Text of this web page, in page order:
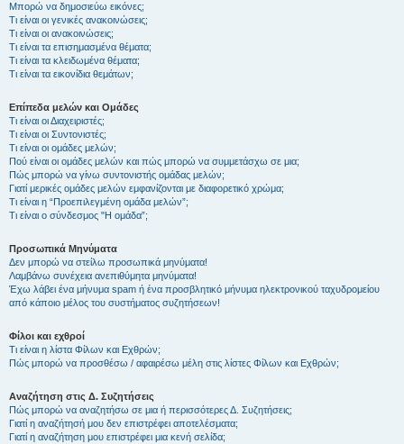
Μπορώ να δημοσιεύω εικόνες;
Τι είναι οι γενικές ανακοινώσεις;
Τι είναι οι ανακοινώσεις;
Τι είναι τα επισημασμένα θέματα;
Τι είναι τα κλειδωμένα θέματα;
Τι είναι τα εικονίδια θεμάτων;
Επίπεδα μελών και Ομάδες
Τι είναι οι Διαχειριστές;
Τι είναι οι Συντονιστές;
Τι είναι οι ομάδες μελών;
Πού είναι οι ομάδες μελών και πώς μπορώ να συμμετάσχω σε μια;
Πώς μπορώ να γίνω συντονιστής ομάδας μελών;
Γιατί μερικές ομάδες μελών εμφανίζονται με διαφορετικό χρώμα;
Τι είναι η “Προεπιλεγμένη ομάδα μελών”;
Τι είναι ο σύνδεσμος "Η ομάδα”;
Προσωπικά Μηνύματα
Δεν μπορώ να στείλω προσωπικά μηνύματα!
Λαμβάνω συνέχεια ανεπιθύμητα μηνύματα!
Έχω λάβει ένα μήνυμα spam ή ένα προσβλητικό μήνυμα ηλεκτρονικού ταχυδρομείου
από κάποιο μέλος του συστήματος συζητήσεων!
Φίλοι και εχθροί
Τι είναι η λίστα Φίλων και Εχθρών;
Πώς μπορώ να προσθέσω / αφαιρέσω μέλη στις λίστες Φίλων και Εχθρών;
Αναζήτηση στις Δ. Συζητήσεις
Πώς μπορώ να αναζητήσω σε μια ή περισσότερες Δ. Συζητήσεις;
Γιατί η αναζήτησή μου δεν επιστρέφει αποτελέσματα;
Γιατί η αναζήτηση μου επιστρέφει μια κενή σελίδα;